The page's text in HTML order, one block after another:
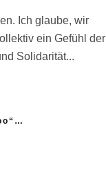
Ich glaube, wir
ein Gefühl der
Solidarität...